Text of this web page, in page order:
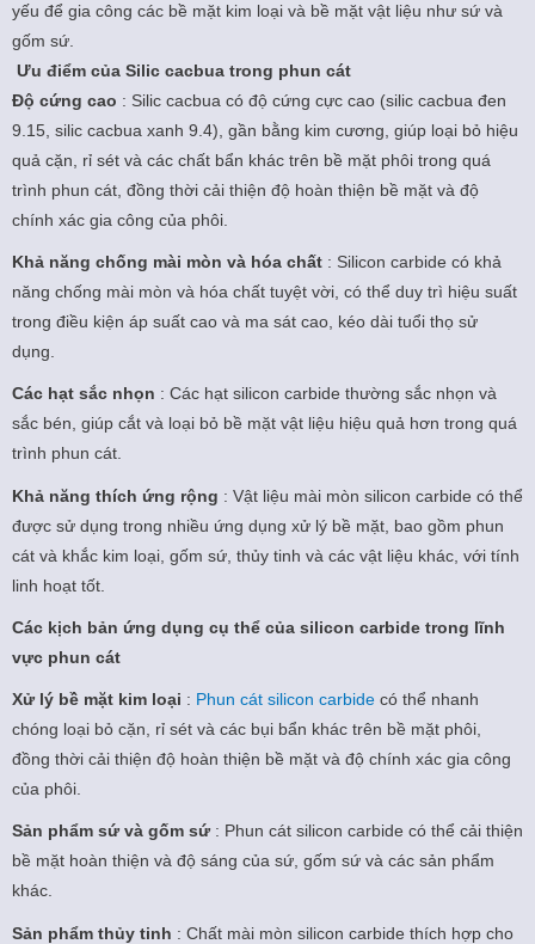
yếu để gia công các bề mặt kim loại và bề mặt vật liệu như sứ và
gốm sứ.
‌ Ưu điểm của Silic cacbua trong phun cát
‌Độ cứng cao‌ : Silic cacbua có độ cứng cực cao (silic cacbua đen
9.15, silic cacbua xanh 9.4), gần bằng kim cương, giúp loại bỏ hiệu
quả cặn, rỉ sét và các chất bẩn khác trên bề mặt phôi trong quá
trình phun cát, đồng thời cải thiện độ hoàn thiện bề mặt và độ
chính xác gia công của phôi.
Khả năng chống mài mòn và hóa chất‌ : Silicon carbide có khả
năng chống mài mòn và hóa chất tuyệt vời, có thể duy trì hiệu suất
trong điều kiện áp suất cao và ma sát cao, kéo dài tuổi thọ sử
dụng.
Các hạt sắc nhọn‌ : Các hạt silicon carbide thường sắc nhọn và
sắc bén, giúp cắt và loại bỏ bề mặt vật liệu hiệu quả hơn trong quá
trình phun cát.
Khả năng thích ứng rộng‌ : Vật liệu mài mòn silicon carbide có thể
được sử dụng trong nhiều ứng dụng xử lý bề mặt, bao gồm phun
cát và khắc kim loại, gốm sứ, thủy tinh và các vật liệu khác, với tính
linh hoạt tốt‌.
Các kịch bản ứng dụng cụ thể của silicon carbide trong lĩnh
vực phun cát
Xử lý bề mặt kim loại : Phun cát silicon carbide có thể nhanh
chóng loại bỏ cặn, rỉ sét và các bụi bẩn khác trên bề mặt phôi,
đồng thời cải thiện độ hoàn thiện bề mặt và độ chính xác gia công
của phôi.
Sản phẩm sứ và gốm sứ: Phun cát silicon carbide có thể cải thiện
bề mặt hoàn thiện và độ sáng của sứ, gốm sứ và các sản phẩm
khác.
Sản phẩm thủy tinh : Chất mài mòn silicon carbide thích hợp cho